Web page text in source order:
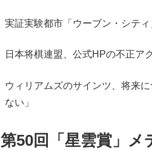
フジテレビ「2026
送へ
海外「日本は特別！」日本の
出たあの親日経営者に海外が大
の為替介入再びで海外が大騒ぎ
実証実験都市「ウーブン・シテ
日本将棋連盟、公式HPの不正ア
ウィリアムズのサインツ、将来
ない」
第50回「星雲賞」メ